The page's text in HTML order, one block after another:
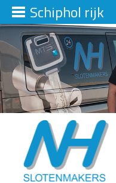
Schiphol rijk